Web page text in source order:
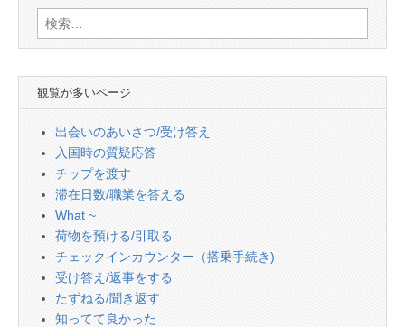
検
索:
観覧が多いページ
出会いのあいさつ/受け答え
入国時の質疑応答
チップを渡す
滞在日数/職業を答える
What ~
荷物を預ける/引取る
チェックインカウンター（搭乗手続き)
受け答え/返事をする
たずねる/聞き返す
知ってて良かった